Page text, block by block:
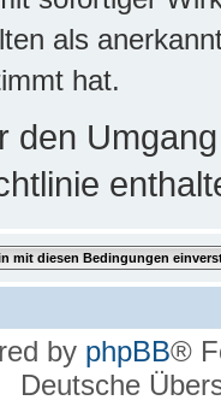
als
hat.
den
by phpBB®
Deutsche